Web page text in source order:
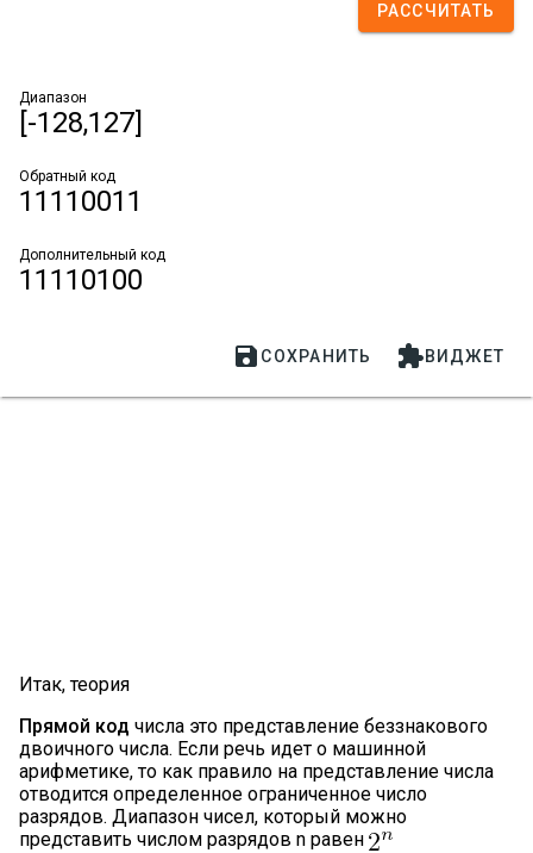
РАССЧИТАТЬ
Диапазон
[-128,127]
Обратный код
11110011
Дополнительный код
11110100
 СОХРАНИТЬ ВИДЖЕТ
Итак, теория
Прямой код числа это представление беззнакового
двоичного числа. Если речь идет о машинной
арифметике, то как правило на представление числа
отводится определенное ограниченное число
разрядов. Диапазон чисел, который можно
представить числом разрядов n равен